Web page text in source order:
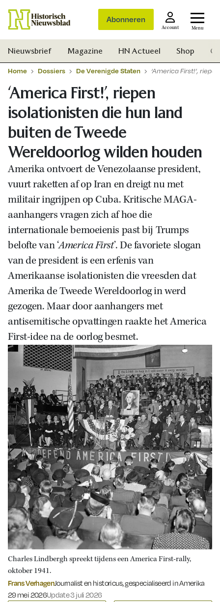
Abonneren
Account Menu
Nieuwsbrief Magazine HN Actueel Shop
Home Dossiers De Verenigde Staten ‘America First!’,
‘America First!’, riepen
isolationisten die hun land
buiten de Tweede
Wereldoorlog wilden houden
Amerika ontvoert de Venezolaanse president,
vuurt raketten af op Iran en dreigt nu met
militair ingrijpen op Cuba. Kritische MAGA-
aanhangers vragen zich af hoe die
internationale bemoeienis pastbij Trumps
belofte van ‘America First’. De favoriete slogan
van de president is een erfenis van
Amerikaanse isolationisten die vreesden dat
Amerika de Tweede Wereldoorlog in werd
gezogen. Maar door aanhangers met
antisemitische opvattingen raakte het America
First-idee na de oorlog besmet.
Charles Lindbergh spreekt tijdens een America First-rally,
oktober 1941.
Frans VerhagenJournalist en historicus, gespecialiseerd in Amerika
Gepubliceerd op:
29 mei 2026Update 3 juli 2026